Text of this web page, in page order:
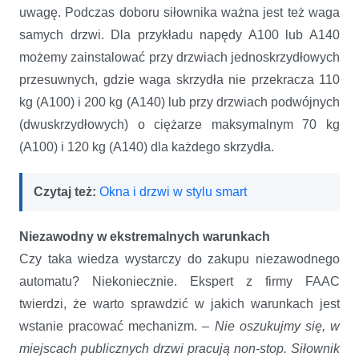
uwagę. Podczas doboru siłownika ważna jest też waga
samych drzwi. Dla przykładu napędy A100 lub A140
możemy zainstalować przy drzwiach jednoskrzydłowych
przesuwnych, gdzie waga skrzydła nie przekracza 110
kg (A100) i 200 kg (A140) lub przy drzwiach podwójnych
(dwuskrzydłowych) o ciężarze maksymalnym 70 kg
(A100) i 120 kg (A140) dla każdego skrzydła.
Czytaj też: Okna i drzwi w stylu smart
Niezawodny w ekstremalnych warunkach
Czy taka wiedza wystarczy do zakupu niezawodnego
automatu? Niekoniecznie. Ekspert z firmy FAAC
twierdzi, że warto sprawdzić w jakich warunkach jest
wstanie pracować mechanizm. – Nie oszukujmy się, w
miejscach publicznych drzwi pracują non-stop. Siłownik